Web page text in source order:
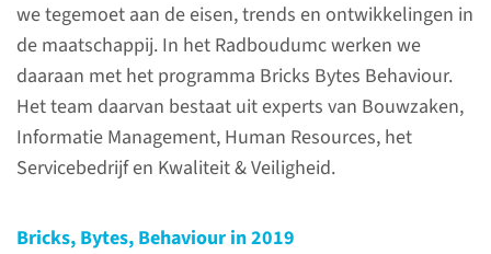
we tegemoet aan de eisen, trends en ontwikkelingen in
de maatschappij. In het Radboudumc werken we
daaraan met het programma Bricks Bytes Behaviour.
Het team daarvan bestaat uit experts van Bouwzaken,
Informatie Management, Human Resources, het
Servicebedrijf en Kwaliteit & Veiligheid.
Bricks, Bytes, Behaviour in 2019
Fit uit de nachtdienst